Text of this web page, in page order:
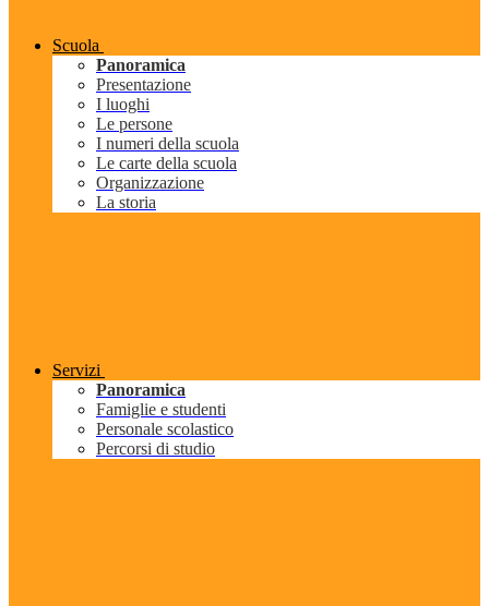
Scuola
Panoramica
Presentazione
I luoghi
Le persone
I numeri della scuola
Le carte della scuola
Organizzazione
La storia
Servizi
Panoramica
Famiglie e studenti
Personale scolastico
Percorsi di studio